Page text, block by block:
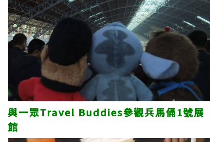
與一眾Travel Buddies參觀兵馬俑1號展
館